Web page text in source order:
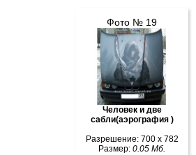
Фото № 19
Человек и две
сабли(аэрография )
Разрешение: 700 x 782
Размер: 0.05 Мб.